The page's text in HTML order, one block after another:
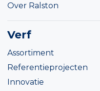
Over Ralston
Verf
Assortiment
Referentieprojecten
Innovatie